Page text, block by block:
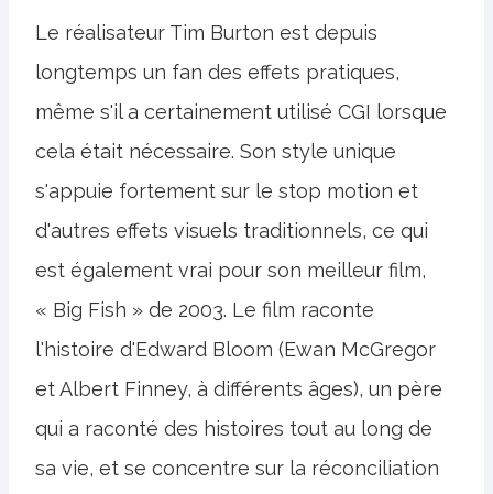
Le réalisateur Tim Burton est depuis
longtemps un fan des effets pratiques,
même s'il a certainement utilisé CGI lorsque
cela était nécessaire. Son style unique
s'appuie fortement sur le stop motion et
d'autres effets visuels traditionnels, ce qui
est également vrai pour son meilleur film,
« Big Fish » de 2003. Le film raconte
l'histoire d'Edward Bloom (Ewan McGregor
et Albert Finney, à différents âges), un père
qui a raconté des histoires tout au long de
sa vie, et se concentre sur la réconciliation